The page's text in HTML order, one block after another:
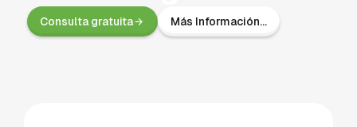
Consulta gratuita Más Información...